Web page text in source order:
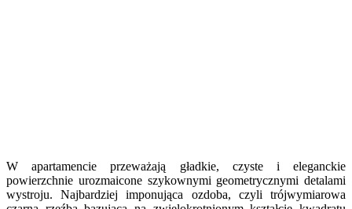
W apartamencie przeważają gładkie, czyste i eleganckie
powierzchnie urozmaicone szykownymi geometrycznymi detalami
wystroju. Najbardziej imponująca ozdoba, czyli trójwymiarowa